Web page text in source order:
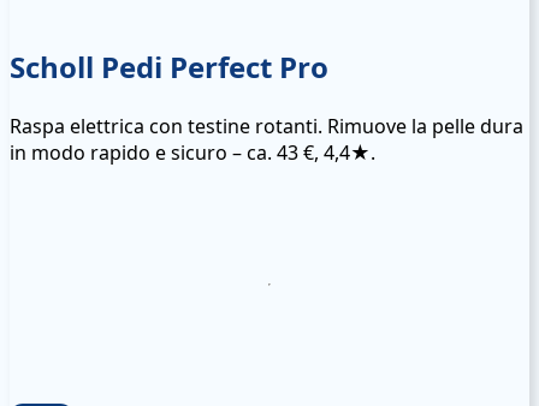
Scholl Pedi Perfect Pro
Raspa elettrica con testine rotanti. Rimuove la pelle dura
in modo rapido e sicuro – ca. 43 €, 4,4★.